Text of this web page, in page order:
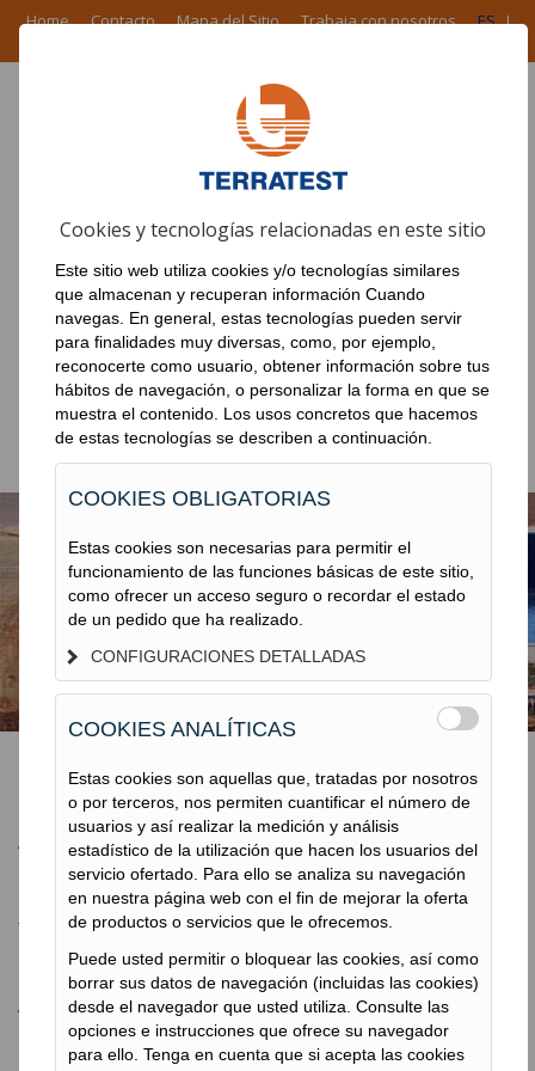
Home Contacto Mapa del Sitio Trabaja con nosotrosESI
ÁREA CORPORATIVA
PRODUCTOS
EN EL MUNDO
NOTICIAS
OBRAS
DESCARGAS
ACTIVIDADES
MEDIOAMBIENTALES
Actividades
Medioambientales
Actividades Medioambientales
TERRATEST
Cookies y tecnologías relacionadas en este sitio
Este sitio web utiliza cookies y/o tecnologías similares
que almacenan y recuperan información Cuando
navegas. En general, estas tecnologías pueden servir
para finalidades muy diversas, como, por ejemplo,
reconocerte como usuario, obtener información sobre tus
hábitos de navegación, o personalizar la forma en que se
muestra el contenido. Los usos concretos que hacemos
de estas tecnologías se describen a continuación.
COOKIES OBLIGATORIAS
Estas cookies son necesarias para permitir el
funcionamiento de las funciones básicas de este sitio,
como ofrecer un acceso seguro o recordar el estado
de un pedido que ha realizado.
CONFIGURACIONES DETALLADAS
COOKIES ANALÍTICAS
Estas cookies son aquellas que, tratadas por nosotros
o por terceros, nos permiten cuantificar el número de
usuarios y así realizar la medición y análisis
estadístico de la utilización que hacen los usuarios del
servicio ofertado. Para ello se analiza su navegación
en nuestra página web con el fin de mejorar la oferta
de productos o servicios que le ofrecemos.
Puede usted permitir o bloquear las cookies, así como
borrar sus datos de navegación (incluidas las cookies)
desde el navegador que usted utiliza. Consulte las
opciones e instrucciones que ofrece su navegador
para ello. Tenga en cuenta que si acepta las cookies